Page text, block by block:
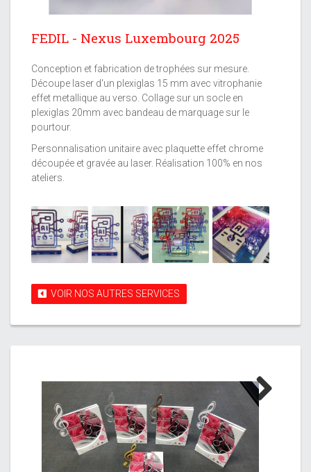
FEDIL - Nexus Luxembourg 2025
Conception et fabrication de trophées sur mesure.
Découpe laser d'un plexiglas 15 mm avec vitrophanie
effet metallique au verso. Collage sur un socle en
plexiglas 20mm avec bandeau de marquage sur le
pourtour.
Personnalisation unitaire avec plaquette effet chrome
découpée et gravée au laser. Réalisation 100% en nos
ateliers.
VOIR NOS AUTRES SERVICES